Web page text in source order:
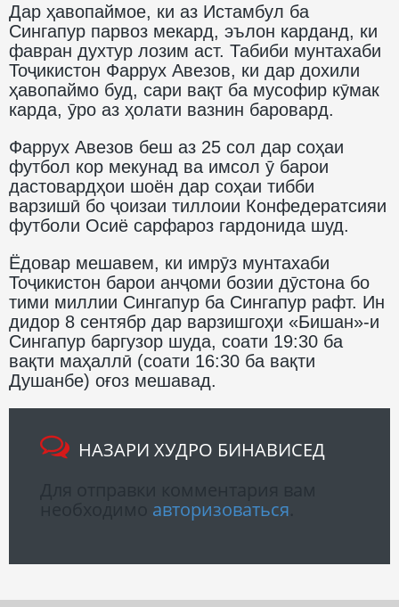
Дар ҳавопаймое, ки аз Истамбул ба
Сингапур парвоз мекард, эълон карданд, ки
фавран духтур лозим аст. Табиби мунтахаби
Тоҷикистон Фаррух Авезов, ки дар дохили
ҳавопаймо буд, сари вақт ба мусофир кӯмак
карда, ӯро аз ҳолати вазнин баровард.
Фаррух Авезов беш аз 25 сол дар соҳаи
футбол кор мекунад ва имсол ӯ барои
дастовардҳои шоён дар соҳаи тибби
варзишӣ бо ҷоизаи тиллоии Конфедератсияи
футболи Осиё сарфароз гардонида шуд.
Ёдовар мешавем, ки имрӯз мунтахаби
Тоҷикистон барои анҷоми бозии дӯстона бо
тими миллии Сингапур ба Сингапур рафт. Ин
дидор 8 сентябр дар варзишгоҳи «Бишан»-и
Сингапур баргузор шуда, соати 19:30 ба
вақти маҳаллӣ (соати 16:30 ба вақти
Душанбе) оғоз мешавад.
НАЗАРИ ХУДРО БИНАВИСЕД
авторизоваться